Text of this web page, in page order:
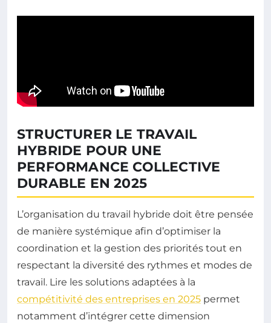
STRUCTURER LE TRAVAIL
HYBRIDE POUR UNE
PERFORMANCE COLLECTIVE
DURABLE EN 2025
L’organisation du travail hybride doit être pensée
de manière systémique afin d’optimiser la
coordination et la gestion des priorités tout en
respectant la diversité des rythmes et modes de
travail. Lire les solutions adaptées à la
compétitivité des entreprises en 2025 permet
notamment d’intégrer cette dimension